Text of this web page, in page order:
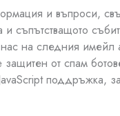
и въпроси,
и съпътстващото
на следния имейл
от спам
поддръжка,